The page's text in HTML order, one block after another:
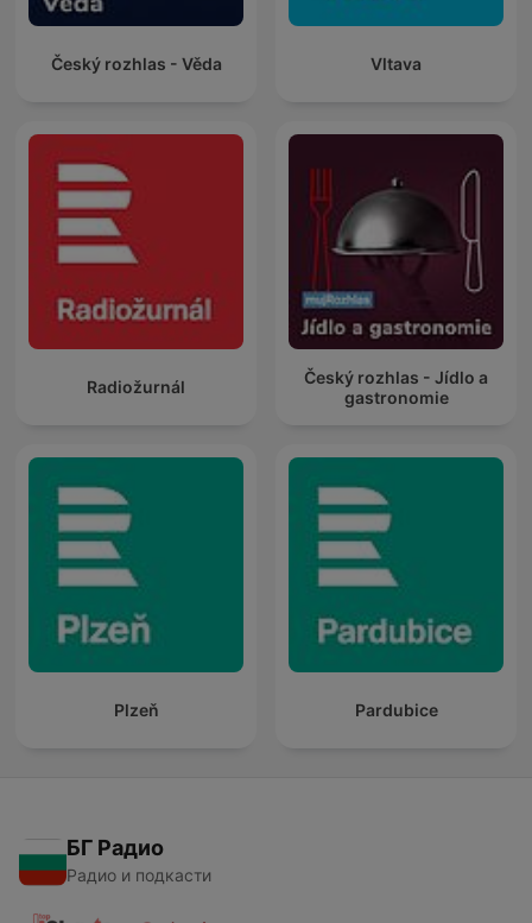
Český rozhlas - Věda Vltava
Radiožurnál
Český rozhlas - Jídlo a
gastronomie
Plzeň Pardubice
БГ Радио
Радио и подкасти